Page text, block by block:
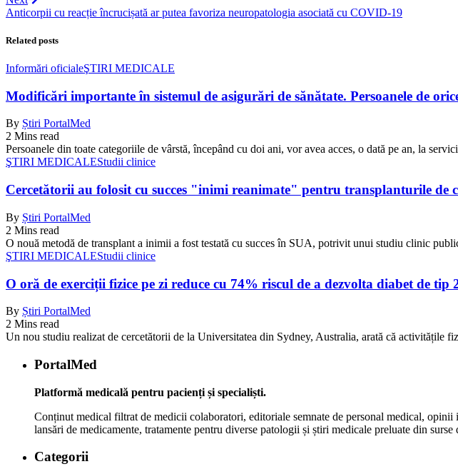
Anticorpii cu reacție încrucișată ar putea favoriza neuropatologia asociată cu COVID-19
Related posts
Informări oficialeŞTIRI MEDICALE
Modificări importante în sistemul de asigurări de sănătate. Persoanele de
By Știri PortalMed
2 Mins read
Persoanele din toate categoriile de vârstă, începând cu doi ani, vor avea acces, o dată pe an, la
ŞTIRI MEDICALEStudii clinice
Cercetătorii au folosit cu succes "inimi reanimate" pentru transplanturile de
By Știri PortalMed
2 Mins read
O nouă metodă de transplant a inimii a fost testată cu succes în SUA, potrivit unui studiu clinic
ŞTIRI MEDICALEStudii clinice
O oră de exerciții fizice pe zi reduce cu 74% riscul de a dezvolta diabet de tip
By Știri PortalMed
2 Mins read
Un nou studiu realizat de cercetătorii de la Universitatea din Sydney, Australia, arată că activitățile
PortalMed
Platformă medicală pentru pacienți și specialiști.
Conținut medical filtrat de medicii colaboratori, editoriale semnate de personal medical,
lansări de medicamente, tratamente pentru diverse patologii și știri medicale preluate din surse
Categorii